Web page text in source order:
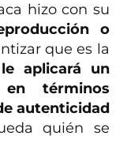
hizo con su
o
que es la
aplicará un
términos
autenticidad
quién se